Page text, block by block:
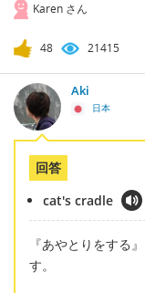
Karen さん
48 21415
Aki
日本
回答
cat's cradle
『あやとりをする
す。